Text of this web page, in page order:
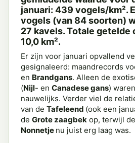
januari: 439 vogels/km².
vogels (van 84 soorten)
27 kavels. Totale getelde
10,0 km².
Er zijn voor januari opvallend
gesignaleerd: maandrecords
en Brandgans. Alleen de
(Nijl- en Canadese gans)
nauwelijks. Verder viel de
van de Tafeleend (ook een
de Grote zaagbek op, terwijl
Nonnetje nu juist erg laag was.